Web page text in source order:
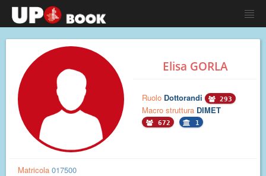
Elisa GORLA
Ruolo Dottorandi 293
Macro struttura DIMET
672 1
Matricola 017500